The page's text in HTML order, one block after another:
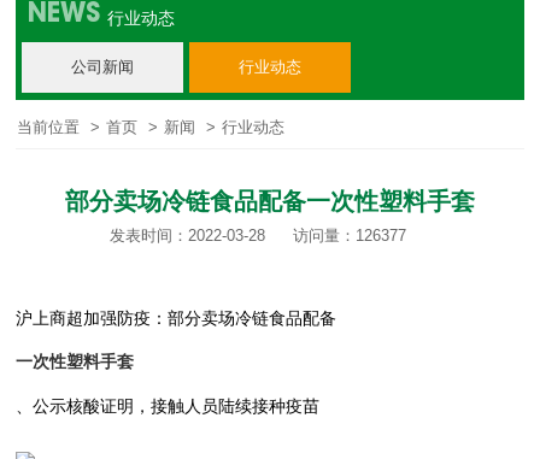
NEWS 行业动态
公司新闻 行业动态
当前位置 > 首页 > 新闻 > 行业动态
部分卖场冷链食品配备一次性塑料手套
发表时间：2022-03-28 访问量：126377
沪上商超加强防疫：部分卖场冷链食品配备
一次性塑料手套
、公示核酸证明，接触人员陆续接种疫苗